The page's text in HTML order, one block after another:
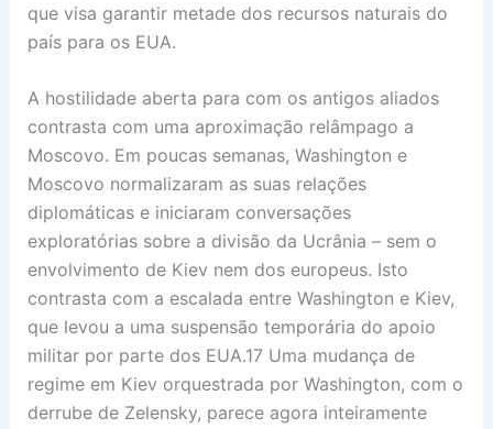
que visa garantir metade dos recursos naturais do
país para os EUA.
A hostilidade aberta para com os antigos aliados
contrasta com uma aproximação relâmpago a
Moscovo. Em poucas semanas, Washington e
Moscovo normalizaram as suas relações
diplomáticas e iniciaram conversações
exploratórias sobre a divisão da Ucrânia – sem o
envolvimento de Kiev nem dos europeus. Isto
contrasta com a escalada entre Washington e Kiev,
que levou a uma suspensão temporária do apoio
militar por parte dos EUA.17 Uma mudança de
regime em Kiev orquestrada por Washington, com o
derrube de Zelensky, parece agora inteiramente